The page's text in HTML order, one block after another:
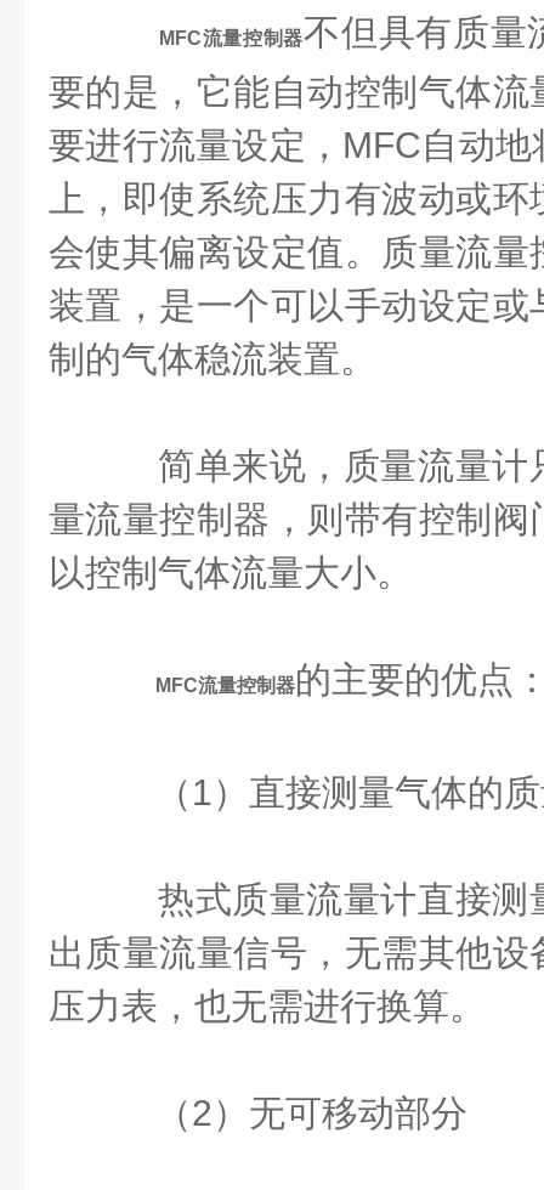
MFC流量控制器不但具有质量
要的是，它能自动控制气体
要进行流量设定，MFC自动
上，即使系统压力有波动或
会使其偏离设定值。质量流
装置，是一个可以手动设定
制的气体稳流装置。
简单来说，质量流量计
量流量控制器，则带有控制
以控制气体流量大小。
MFC流量控制器的主要的优点
（1）直接测量气体的
热式质量流量计直接测
出质量流量信号，无需其他
压力表，也无需进行换算。
（2）无可移动部分